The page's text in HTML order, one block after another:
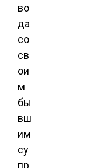
во
да
со
св
ои
м
бы
вш
им
су
пр